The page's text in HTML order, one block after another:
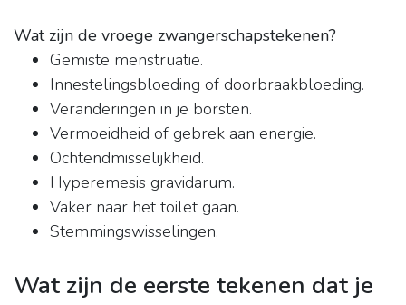
Wat zijn de vroege zwangerschapstekenen?
Gemiste menstruatie.
Innestelingsbloeding of doorbraakbloeding.
Veranderingen in je borsten.
Vermoeidheid of gebrek aan energie.
Ochtendmisselijkheid.
Hyperemesis gravidarum.
Vaker naar het toilet gaan.
Stemmingswisselingen.
Wat zijn de eerste tekenen dat je